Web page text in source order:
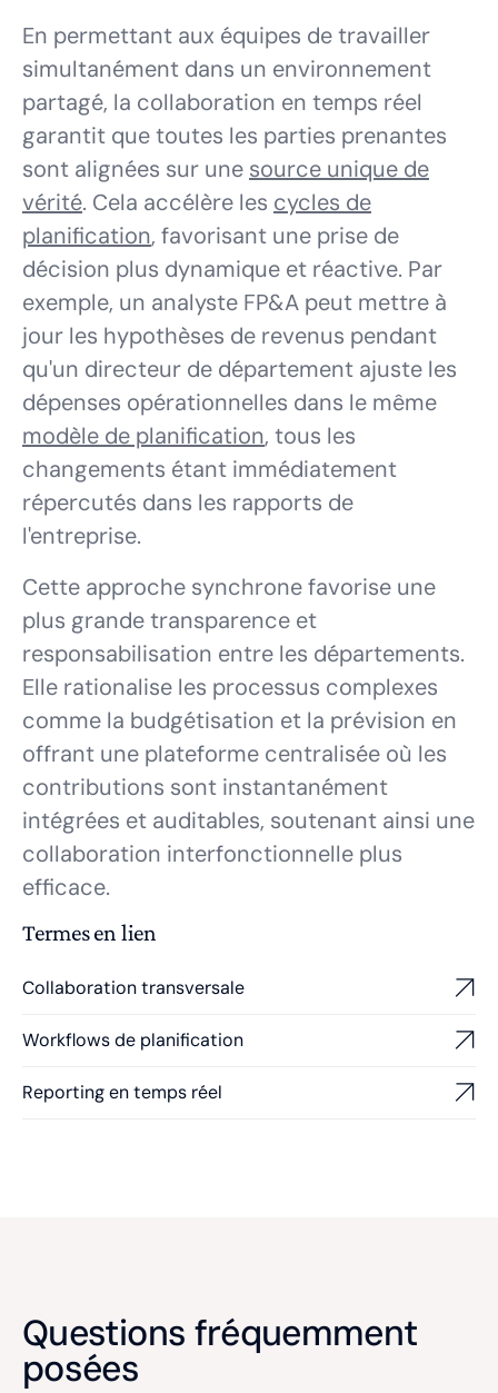
En permettant aux équipes de travailler
simultanément dans un environnement
partagé, la collaboration en temps réel
garantit que toutes les parties prenantes
sont alignées sur une source unique de
vérité. Cela accélère les cycles de
planification, favorisant une prise de
décision plus dynamique et réactive. Par
exemple, un analyste FP&A peut mettre à
jour les hypothèses de revenus pendant
qu'un directeur de département ajuste les
dépenses opérationnelles dans le même
modèle de planification, tous les
changements étant immédiatement
répercutés dans les rapports de
l'entreprise.
Cette approche synchrone favorise une
plus grande transparence et
responsabilisation entre les départements.
Elle rationalise les processus complexes
comme la budgétisation et la prévision en
offrant une plateforme centralisée où les
contributions sont instantanément
intégrées et auditables, soutenant ainsi une
collaboration interfonctionnelle plus
efficace.
Termes en lien
Collaboration transversale
Workflows de planification
Reporting en temps réel
Questions fréquemment
posées